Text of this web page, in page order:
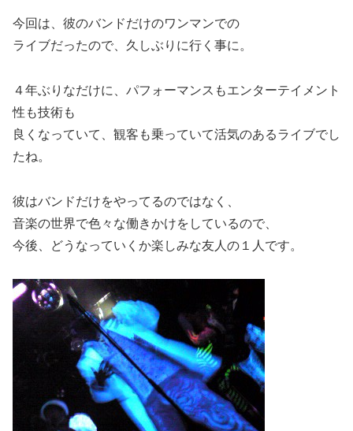
今回は、彼のバンドだけのワンマンでの
ライブだったので、久しぶりに行く事に。
４年ぶりなだけに、パフォーマンスもエンターテイメント
性も技術も
良くなっていて、観客も乗っていて活気のあるライブでし
たね。
彼はバンドだけをやってるのではなく、
音楽の世界で色々な働きかけをしているので、
今後、どうなっていくか楽しみな友人の１人です。